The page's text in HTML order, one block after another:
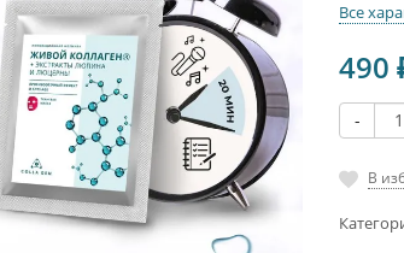
Все
490
-
В